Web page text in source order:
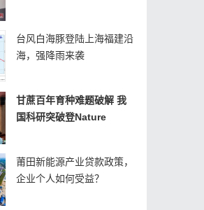
台风白海豚登陆上海福建沿
海，强降雨来袭
甘蔗百年育种难题破解 我
国科研突破登Nature
莆田新能源产业贷款政策，
企业个人如何受益？